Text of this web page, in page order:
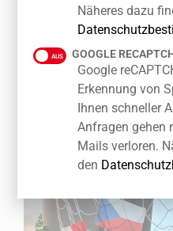
Wir wünschen allen
und viel Spaß beim
Näheres dazu
GOOGLE
Google
Erkennung von
Ihnen schneller
Anfragen gehen
Mails verloren.
den